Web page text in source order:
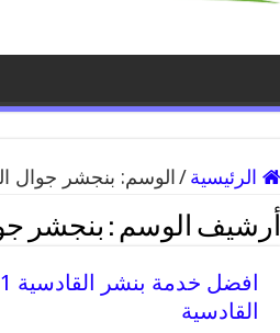
الرئيسية / الوسم: بنجشر جوال
أرشيف الوسم : بنجشر
القادسية